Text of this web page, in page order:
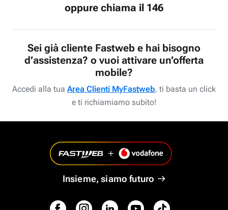
oppure chiama il 146
Sei già cliente Fastweb e hai bisogno
d’assistenza? o vuoi attivare un’offerta
mobile?
Accedi alla tua Area Clienti MyFastweb, ti basta un click
e ti richiamiamo subito!
Insieme, siamo futuro